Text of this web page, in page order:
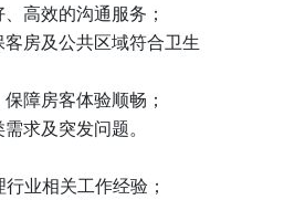
高效的沟通服务；
房及公共区域符合卫生
障房客体验顺畅；
求及突发问题。
业相关工作经验；